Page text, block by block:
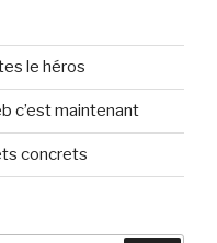
le héros
c’est maintenant
concrets